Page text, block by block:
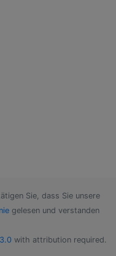
Sie, dass Sie unsere
gelesen und verstanden
with attribution required.